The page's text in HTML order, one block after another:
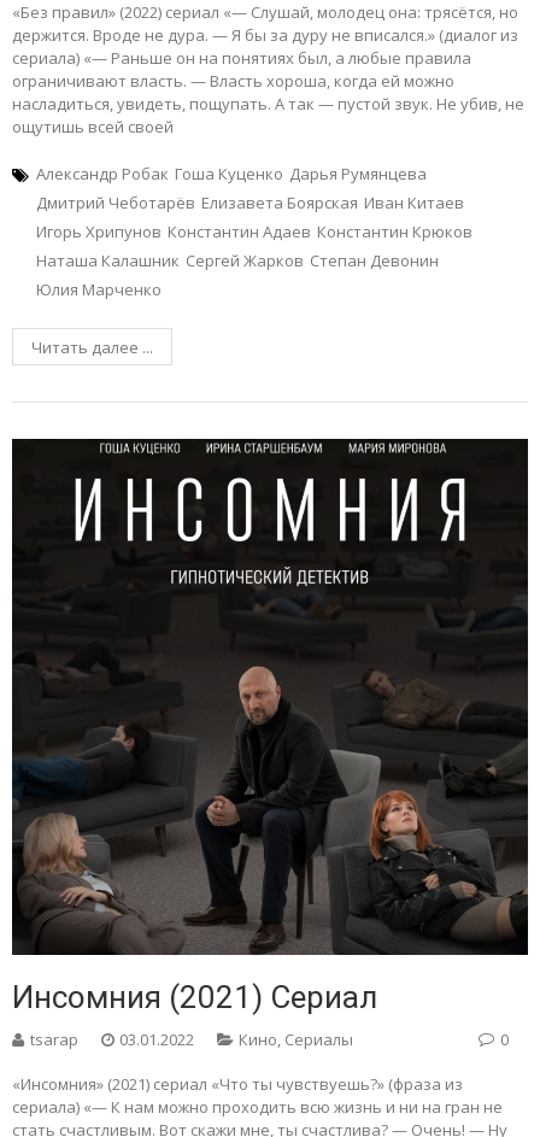
«Без правил» (2022) сериал «— Слушай, молодец она: трясётся, но
держится. Вроде не дура. — Я бы за дуру не вписался.» (диалог из
сериала) «— Раньше он на понятиях был, а любые правила
ограничивают власть. — Власть хороша, когда ей можно
насладиться, увидеть, пощупать. А так — пустой звук. Не убив, не
ощутишь всей своей
Александр Робак Гоша Куценко Дарья Румянцева
Дмитрий Чеботарёв Елизавета Боярская Иван Китаев
Игорь Хрипунов Константин Адаев Константин Крюков
Наташа Калашник Сергей Жарков Степан Девонин
Юлия Марченко
Читать далее ...
Инсомния (2021) Сериал
tsarap 03.01.2022 Кино, Сериалы 0
«Инсомния» (2021) сериал «Что ты чувствуешь?» (фраза из
сериала) «— К нам можно проходить всю жизнь и ни на гран не
стать счастливым. Вот скажи мне, ты счастлива? — Очень! — Ну